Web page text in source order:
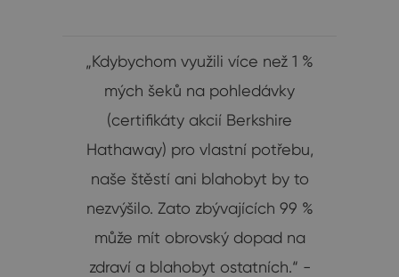
„Kdybychom využili více než 1 %
mých šeků na pohledávky
(certifikáty akcií Berkshire
Hathaway) pro vlastní potřebu,
naše štěstí ani blahobyt by to
nezvýšilo. Zato zbývajících 99 %
může mít obrovský dopad na
zdraví a blahobyt ostatních.“ -